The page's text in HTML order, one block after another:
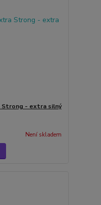
Strong - extra silný
Není skladem